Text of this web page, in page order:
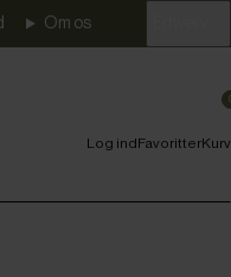
Om os
Log indFavoritterKurv